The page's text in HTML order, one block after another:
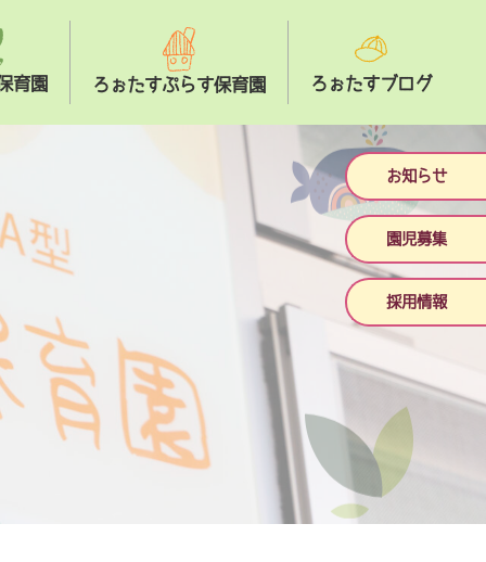
お知らせ
園児募集
採用情報
育園 ろぉたすぷらす保育園 ろぉたすブログ